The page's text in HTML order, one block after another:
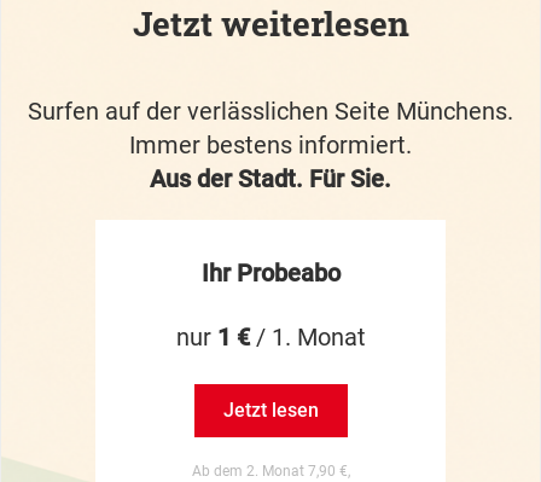
Jetzt weiterlesen
Surfen auf der verlässlichen Seite Münchens.
Immer bestens informiert.
Aus der Stadt. Für Sie.
Ihr Probeabo
nur 1 €/ 1. Monat
Jetzt lesen
Ab dem 2. Monat 7,90 €,